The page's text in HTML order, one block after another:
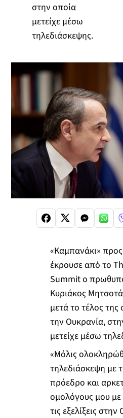
στην οποία
μετείχε μέσω
τηλεδιάσκεψης.
«Καμπανάκι»
έκρουσε από το
Summit ο
Κυριάκος
μετά το τέλος της
την Ουκρανία,
μετείχε μέσω
«Μόλις
τηλεδιάσκεψη με
πρόεδρο και
ομολόγους μου με
τις εξελίξεις